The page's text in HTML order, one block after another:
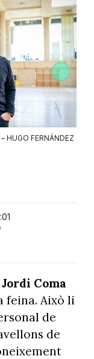
- HUGO FERNÁNDEZ
Jordi Coma
feina. Això li
de
de